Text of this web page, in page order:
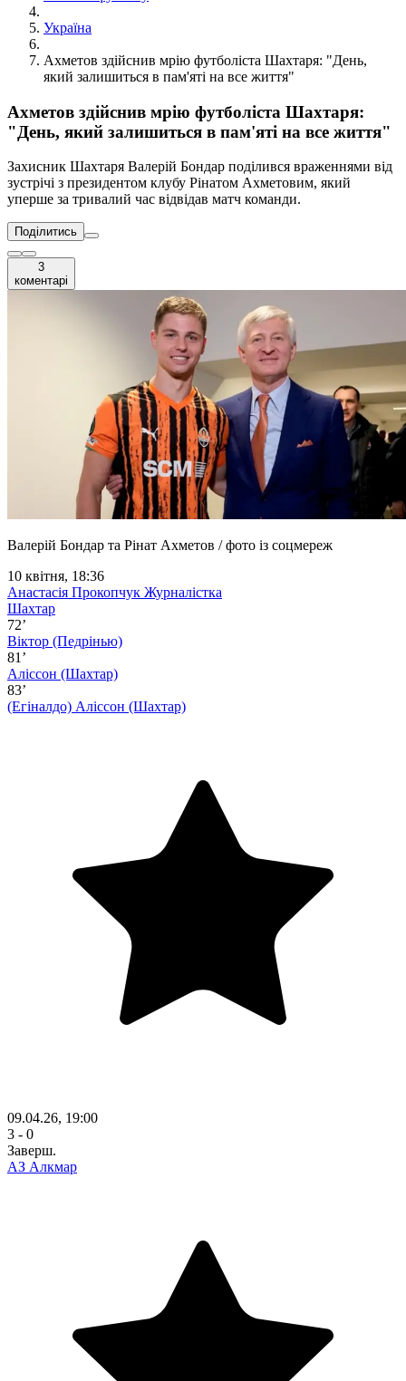
Україна
Ахметов здійснив мрію футболіста Шахтаря: "День,
який залишиться в пам'яті на все життя"
Ахметов здійснив мрію футболіста Шахтаря:
"День, який залишиться в пам'яті на все життя"
Захисник Шахтаря Валерій Бондар поділився враженнями від
зустрічі з президентом клубу Рінатом Ахметовим, який
уперше за тривалий час відвідав матч команди.
Поділитись
3
коментарі
Валерій Бондар та Рінат Ахметов / фото із соцмереж
10 квітня, 18:36
Анастасія Прокопчук Журналістка
Шахтар
72’
Віктор (Педрінью)
81’
Аліссон (Шахтар)
83’
(Егіналдо) Аліссон (Шахтар)
09.04.26, 19:00
3 - 0
Заверш.
АЗ Алкмар